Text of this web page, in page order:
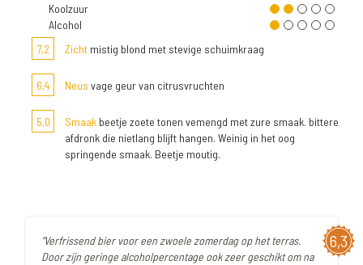
Koolzuur
Alcohol
7,2
Zicht mistig blond met stevige schuimkraag
6,4 Neus vage geur van citrusvruchten
5,0 Smaak beetje zoete tonen vemengd met zure smaak. bittere
afdronk die nietlang blijft hangen. Weinig in het oog
springende smaak. Beetje moutig.
6,3
"Verfrissend bier voor een zwoele zomerdag op het terras.
Door zijn geringe alcoholpercentage ook zeer geschikt om na